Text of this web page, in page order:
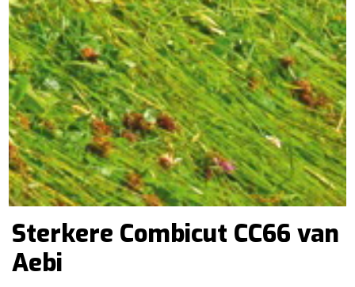
Sterkere Combicut CC66 van
Aebi